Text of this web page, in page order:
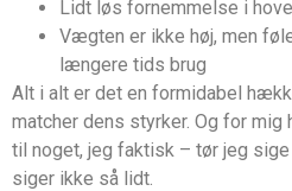
Lidt løs fornemmelse i
Vægten er ikke høj, men
længere tids brug
Alt i alt er det en formidabel
matcher dens styrker. Og for
til noget, jeg faktisk – tør jeg
siger ikke så lidt.